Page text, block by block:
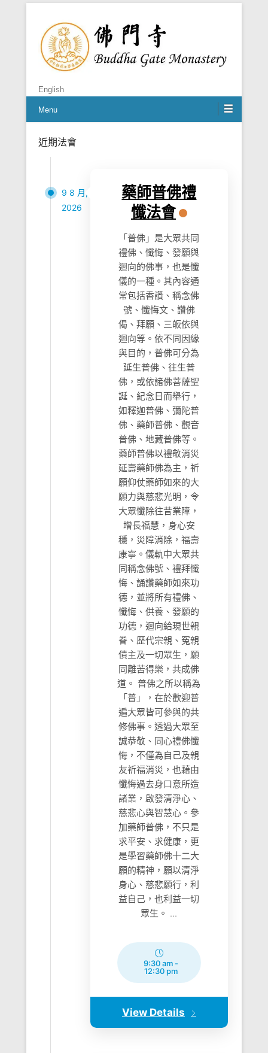
佛門寺
English
Menu
近期法會
Posted on
9 8 月,
2026
藥師普佛禮
懺法會
「普佛」是大眾共同
禮佛、懺悔、發願與
迴向的佛事，也是懺
儀的一種。其內容通
常包括香讚、稱念佛
號、懺悔文、讚佛
偈、拜願、三皈依與
迴向等。依不同因緣
與目的，普佛可分為
延生普佛、往生普
佛，或依諸佛菩薩聖
誕、紀念日而舉行，
如釋迦普佛、彌陀普
佛、藥師普佛、觀音
普佛、地藏普佛等。
藥師普佛以禮敬消災
延壽藥師佛為主，祈
願仰仗藥師如來的大
願力與慈悲光明，令
大眾懺除往昔業障，
增長福慧，身心安
穩，災障消除，福壽
康寧。儀軌中大眾共
同稱念佛號、禮拜懺
悔、誦讚藥師如來功
德，並將所有禮佛、
懺悔、供養、發願的
功德，迴向給現世親
眷、歷代宗親、冤親
債主及一切眾生，願
同離苦得樂，共成佛
道。 普佛之所以稱為
「普」，在於歡迎普
遍大眾皆可參與的共
修佛事。透過大眾至
誠恭敬、同心禮佛懺
悔，不僅為自己及親
友祈福消災，也藉由
懺悔過去身口意所造
諸業，啟發清淨心、
慈悲心與智慧心。參
加藥師普佛，不只是
求平安、求健康，更
是學習藥師佛十二大
願的精神，願以清淨
身心、慈悲願行，利
益自己，也利益一切
眾生。 ...
9:30 am -
12:30 pm
View Details